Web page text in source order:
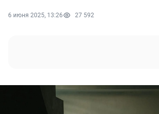
6 июня 2025, 13:26 27 592